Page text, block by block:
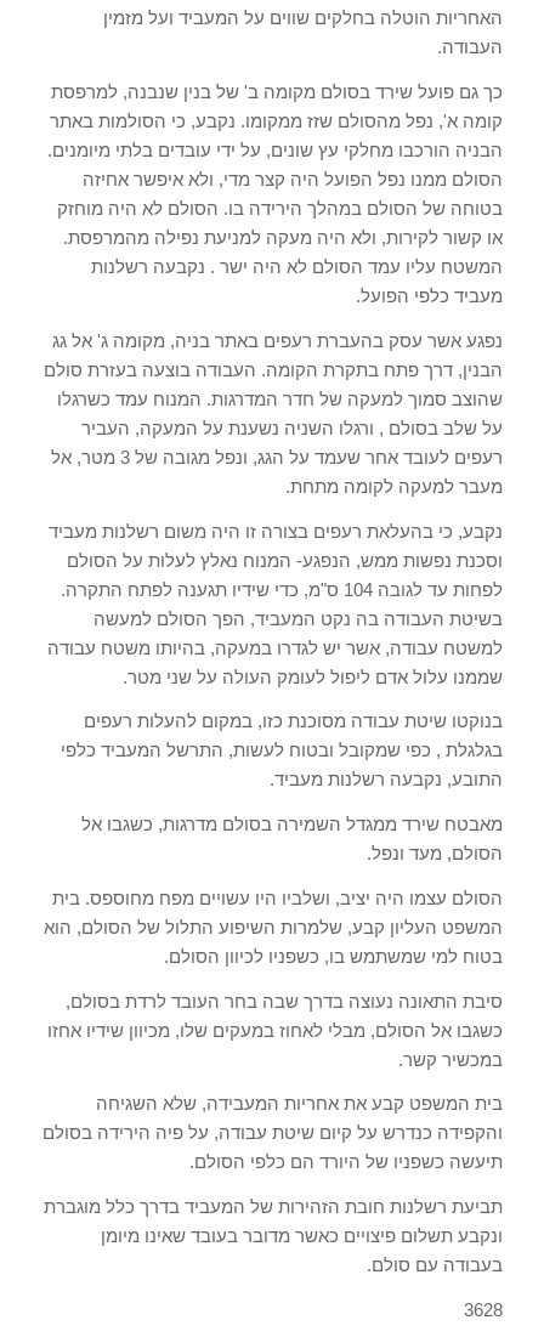
האחריות הוטלה בחלקים שווים על המעביד ועל מזמין
העבודה.
כך גם פועל שירד בסולם מקומה ב' של בנין שנבנה, למרפסת
קומה א', נפל מהסולם שזז ממקומו. נקבע, כי הסולמות באתר
הבניה הורכבו מחלקי עץ שונים, על ידי עובדים בלתי מיומנים.
הסולם ממנו נפל הפועל היה קצר מדי, ולא איפשר אחיזה
בטוחה של הסולם במהלך הירידה בו. הסולם לא היה מוחזק
או קשור לקירות, ולא היה מעקה למניעת נפילה מהמרפסת.
המשטח עליו עמד הסולם לא היה ישר . נקבעה רשלנות
מעביד כלפי הפועל.
נפגע אשר עסק בהעברת רעפים באתר בניה, מקומה ג' אל גג
הבנין, דרך פתח בתקרת הקומה. העבודה בוצעה בעזרת סולם
שהוצב סמוך למעקה של חדר המדרגות. המנוח עמד כשרגלו
על שלב בסולם , ורגלו השניה נשענת על המעקה, העביר
רעפים לעובד אחר שעמד על הגג, ונפל מגובה של 3 מטר, אל
מעבר למעקה לקומה מתחת.
נקבע, כי בהעלאת רעפים בצורה זו היה משום רשלנות מעביד
וסכנת נפשות ממש, הנפגע- המנוח נאלץ לעלות על הסולם
לפחות עד לגובה 104 ס"מ, כדי שידיו תגענה לפתח התקרה.
בשיטת העבודה בה נקט המעביד, הפך הסולם למעשה
למשטח עבודה, אשר יש לגדרו במעקה, בהיותו משטח עבודה
שממנו עלול אדם ליפול לעומק העולה על שני מטר.
בנוקטו שיטת עבודה מסוכנת כזו, במקום להעלות רעפים
בגלגלת , כפי שמקובל ובטוח לעשות, התרשל המעביד כלפי
התובע, נקבעה רשלנות מעביד.
מאבטח שירד ממגדל השמירה בסולם מדרגות, כשגבו אל
הסולם, מעד ונפל.
הסולם עצמו היה יציב, ושלביו היו עשויים מפח מחוספס. בית
המשפט העליון קבע, שלמרות השיפוע התלול של הסולם, הוא
בטוח למי שמשתמש בו, כשפניו לכיוון הסולם.
סיבת התאונה נעוצה בדרך שבה בחר העובד לרדת בסולם,
כשגבו אל הסולם, מבלי לאחוז במעקים שלו, מכיוון שידיו אחזו
במכשיר קשר.
בית המשפט קבע את אחריות המעבידה, שלא השגיחה
והקפידה כנדרש על קיום שיטת עבודה, על פיה הירידה בסולם
תיעשה כשפניו של היורד הם כלפי הסולם.
תביעת רשלנות חובת הזהירות של המעביד בדרך כלל מוגברת
ונקבע תשלום פיצויים כאשר מדובר בעובד שאינו מיומן
בעבודה עם סולם.
3628